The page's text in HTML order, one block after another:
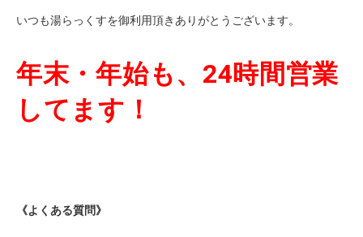
いつも湯らっくすを御利用頂きありがとうございます。
年末・年始も、24時間営業
してます！
《よくある質問》